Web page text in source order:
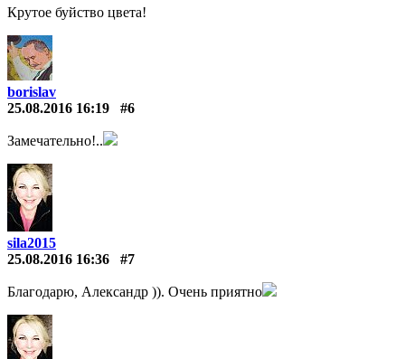
Крутое буйство цвета!
borislav
25.08.2016 16:19
#6
Замечательно!..
sila2015
25.08.2016 16:36
#7
Благодарю, Александр )). Очень приятно